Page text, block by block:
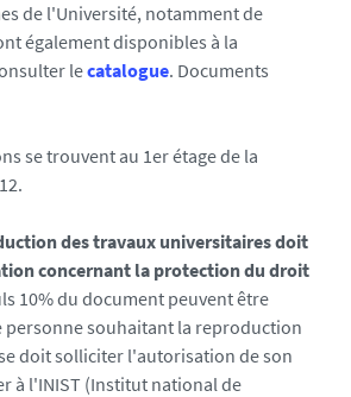
de l'Université, notamment de
également disponibles à la
lecatalogue. Documents
se trouvent au 1er étage de la
des travaux universitaires doit
concernant la protection du droit
10% du document peuvent être
personne souhaitant la reproduction
doit solliciter l'autorisation de son
à l'INIST (Institut national de